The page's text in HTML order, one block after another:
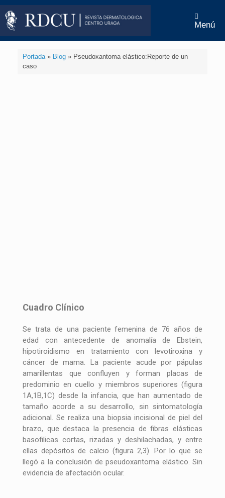
Menú
Portada» Blog» Pseudoxantoma elástico:Reporte de un
caso
Cuadro Clínico
Se trata de una paciente femenina de 76 años de
edad con antecedente de anomalía de Ebstein,
hipotiroidismo en tratamiento con levotiroxina y
cáncer de mama. La paciente acude por pápulas
amarillentas que confluyen y forman placas de
predominio en cuello y miembros superiores (figura
1A,1B,1C) desde la infancia, que han aumentado de
tamaño acorde a su desarrollo, sin sintomatología
adicional. Se realiza una biopsia incisional de piel del
brazo, que destaca la presencia de fibras elásticas
basofilicas cortas, rizadas y deshilachadas, y entre
ellas depósitos de calcio (figura 2,3). Por lo que se
llegó a la conclusión de pseudoxantoma elástico. Sin
evidencia de afectación ocular.